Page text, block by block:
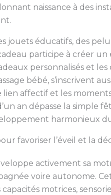
naissance à des
jouets éducatifs, des
participe à créer
personnalisés et
bébé, s’inscrivent
affectif et les
an dépasse la simple
harmonieux
favoriser l’éveil et la
activement sa
voire autonome.
motrices,